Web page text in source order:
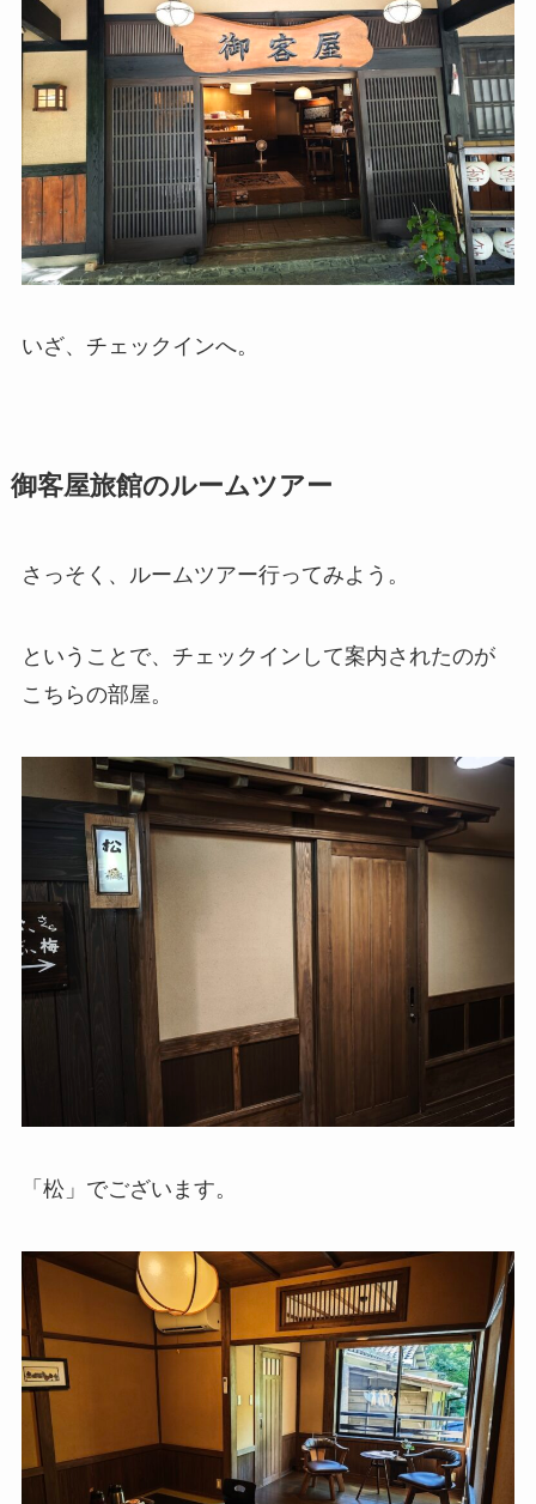
いざ、チェックインへ。
御客屋旅館のルームツアー
さっそく、ルームツアー行ってみよう。
ということで、チェックインして案内されたのが
こちらの部屋。
「松」でございます。